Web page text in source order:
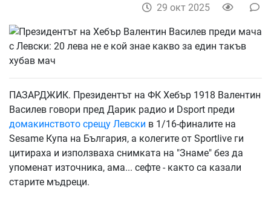
29 окт 2025
ПАЗАРДЖИК. Президентът на ФК Хебър 1918 Валентин
Василев говори пред Дарик радио и Dsport преди
домакинството срещу Левски в 1/16-финалите на
Sesame Купа на България, а колегите от Sportlive ги
цитираха и използваха снимката на "Знаме" без да
упоменат източника, ама... сефте - както са казали
старите мъдреци.